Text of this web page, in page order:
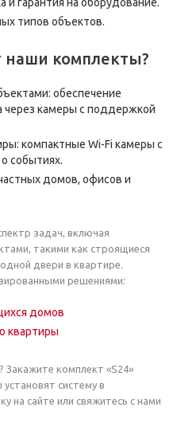
типов объектов.
наши комплекты?
обеспечение
через камеры с поддержкой
компактные Wi-Fi камеры с
событиях.
домов, офисов и
задач, включая
такими как строящиеся
двери в квартире.
решениями:
домов
квартиры
Закажите комплект «S24»
систему в
на сайте или свяжитесь с нами